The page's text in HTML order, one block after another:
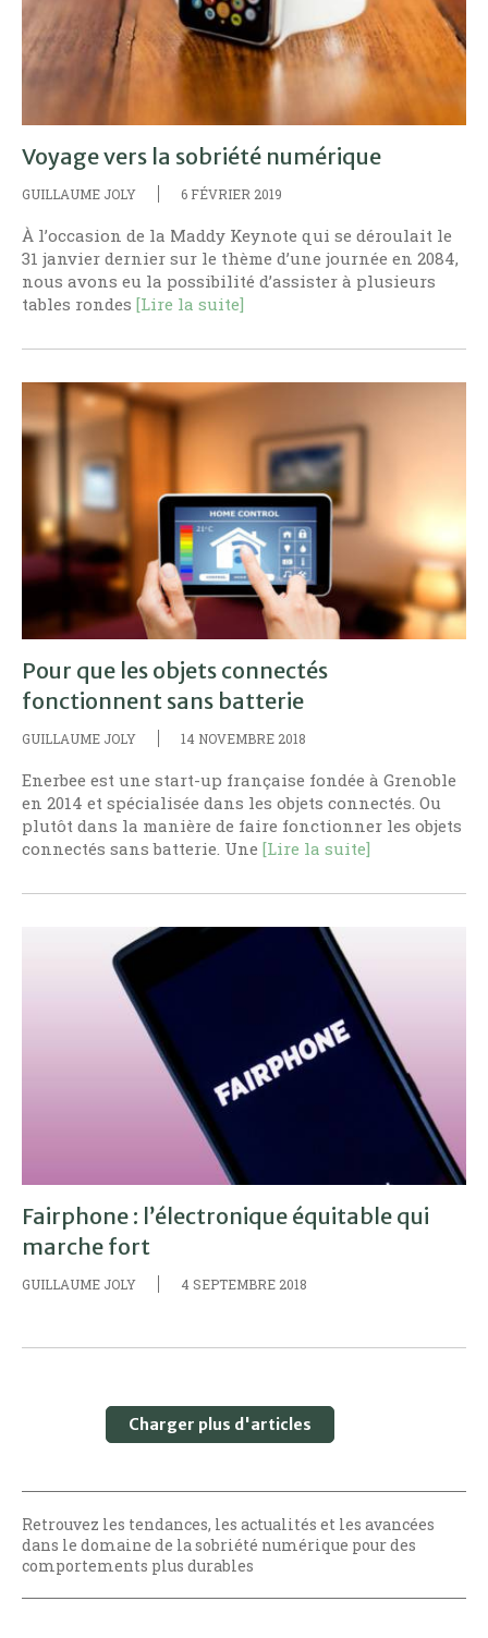
Voyage vers la sobriété numérique
GUILLAUME JOLY 6 FÉVRIER 2019
À l’occasion de la Maddy Keynote qui se déroulait le
31 janvier dernier sur le thème d’une journée en 2084,
nous avons eu la possibilité d’assister à plusieurs
tables rondes [Lire la suite]
Pour que les objets connectés
fonctionnent sans batterie
GUILLAUME JOLY 14 NOVEMBRE 2018
Enerbee est une start-up française fondée à Grenoble
en 2014 et spécialisée dans les objets connectés. Ou
plutôt dans la manière de faire fonctionner les objets
connectés sans batterie. Une [Lire la suite]
Fairphone : l’électronique équitable qui
marche fort
GUILLAUME JOLY 4 SEPTEMBRE 2018
Charger plus d'articles
Retrouvez les tendances, les actualités et les avancées
dans le domaine de la sobriété numérique pour des
comportements plus durables